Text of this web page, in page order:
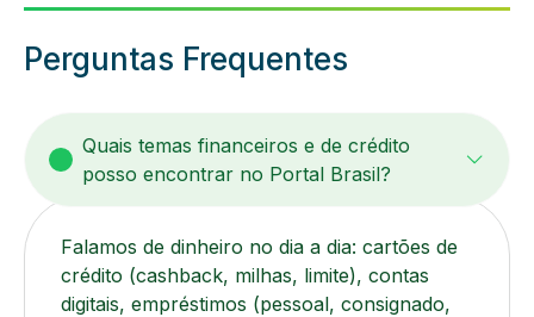
Perguntas Frequentes
Quais temas financeiros e de crédito
posso encontrar no Portal Brasil?
Falamos de dinheiro no dia a dia: cartões de
crédito (cashback, milhas, limite), contas
digitais, empréstimos (pessoal, consignado,